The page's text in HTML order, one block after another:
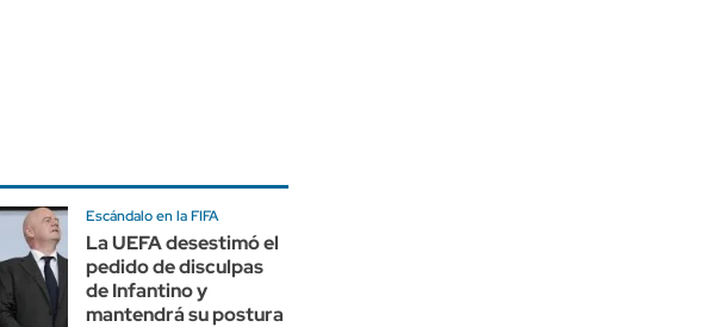
Escándalo en la FIFA
La UEFA desestimó el
pedido de disculpas
de Infantino y
mantendrá su postura